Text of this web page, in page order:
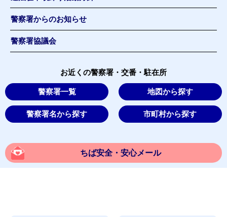
警察署からのお知らせ
警察署協議会
お近くの警察署・交番・駐在所
警察署一覧 地図から探す
警察署名から探す 市町村から探す
ちば安全・安心メール